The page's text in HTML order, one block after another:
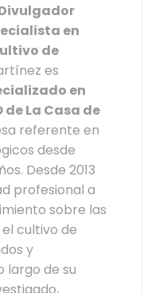
en
de
es
en
de La Casa de
referente en
desde
Desde 2013
profesional a
sobre las
cultivo de
y
largo de su